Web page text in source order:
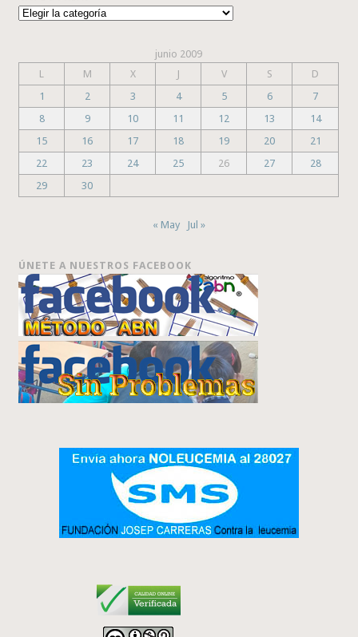
Categorías
junio 2009
L
M X J V S
D
1
2 3 4 5 6
7
8
9 10 11 12 13
14
15
16 17 18 19 20
21
22
23 24 25 26 27
28
29
30
« May Jul »
ÚNETE A NUESTROS FACEBOOK